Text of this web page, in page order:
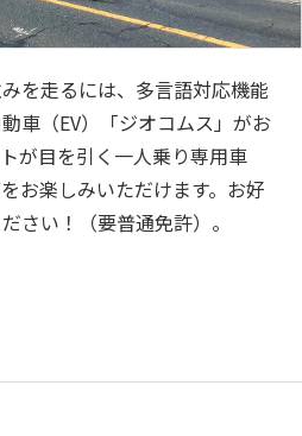
を走るには、多言語対応機能
車（EV）「ジオコムス」がお
が目を引く一人乗り専用車
お楽しみいただけます。お好
さい！（要普通免許）。